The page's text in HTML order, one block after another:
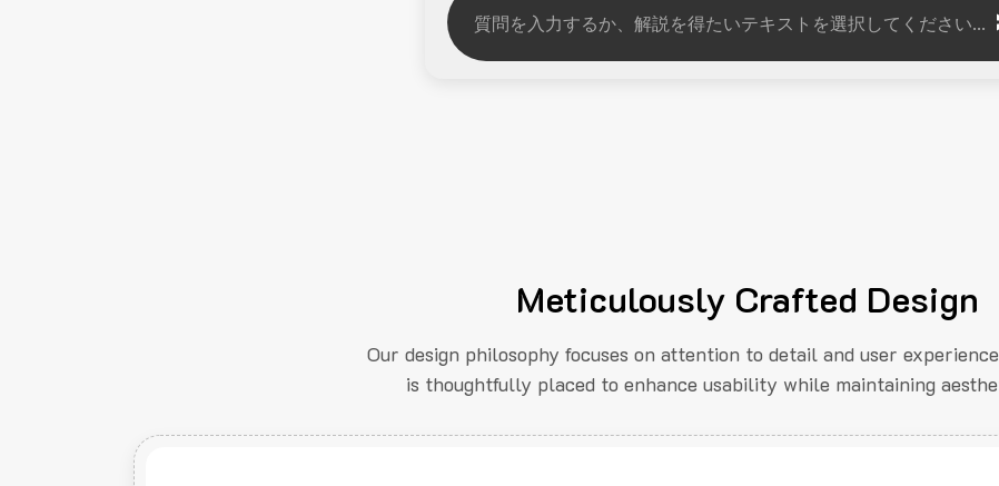
Meticulously Crafted Design
Our design philosophy focuses on attention to detail and user
is thoughtfully placed to enhance usability while maintaining